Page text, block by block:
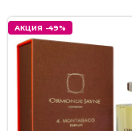
АКЦИЯ -49%